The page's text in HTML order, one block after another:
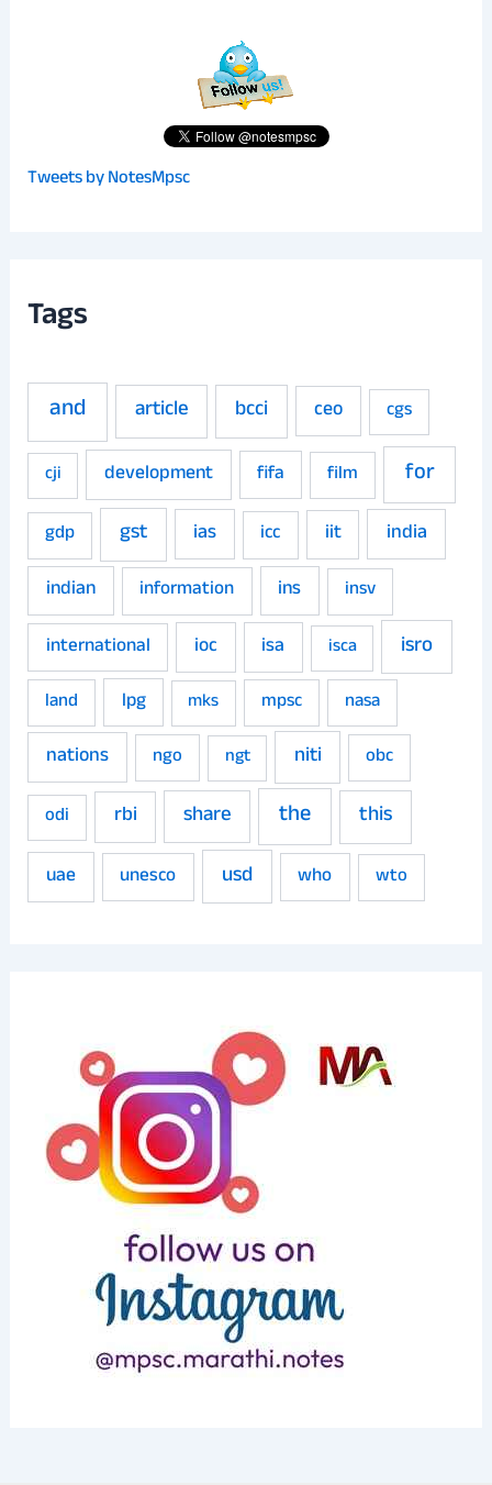
Tweets by NotesMpsc
Tags
and article bcci ceo cgs
cji development fifa film for
gdp gst ias icc iit
india
indian
information ins
insv
international
ioc isa isca isro
land lpg mks mpsc nasa
nations ngo ngt niti
obc
odi
rbi share the this
uae unesco usd who wto